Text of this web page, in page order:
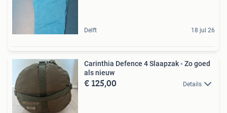
Delft 18 jul 26
Carinthia Defence 4 Slaapzak - Zo goed
als nieuw
€ 125,00 Details